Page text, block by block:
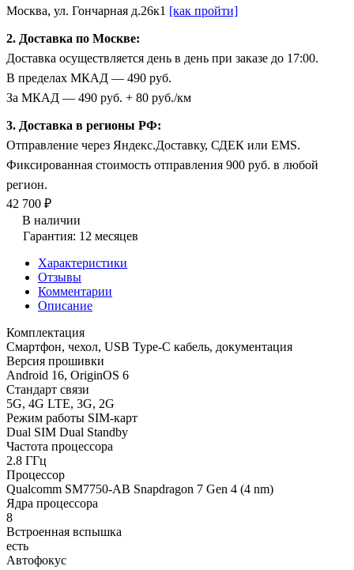
Москва, ул. Гончарная д.26к1 [как пройти]
2. Доставка по Москве:
Доставка осуществляется день в день при заказе до 17:00.
В пределах МКАД — 490 руб.
За МКАД — 490 руб. + 80 руб./км
3. Доставка в регионы РФ:
Отправление через Яндекс.Доставку, СДЕК или EMS.
Фиксированная стоимость отправления 900 руб. в любой
регион.
42 700 ₽
В наличии
Гарантия: 12 месяцев
Характеристики
Отзывы
Комментарии
Описание
Комплектация
Смартфон, чехол, USB Type-C кабель, документация
Версия прошивки
Android 16, OriginOS 6
Стандарт связи
5G, 4G LTE, 3G, 2G
Режим работы SIM-карт
Dual SIM Dual Standby
Частота процессора
2.8 ГГц
Процессор
Qualcomm SM7750-AB Snapdragon 7 Gen 4 (4 nm)
Ядра процессора
8
Встроенная вспышка
есть
Автофокус